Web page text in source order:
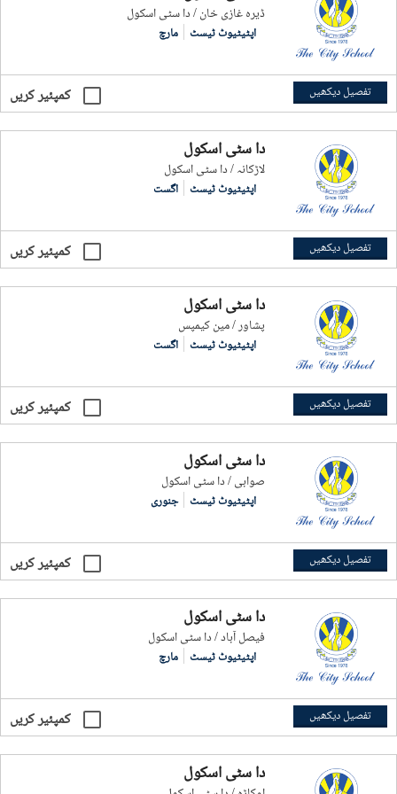
ڈیرہ غازی خان / دا سٹی اسکول
اپٹیٹیوٹ ٹیسٹ مارچ
کمپئیر کریں تفصیل دیکھیں
دا سٹی اسکول
لاڑکانہ / دا سٹی اسکول
اپٹیٹیوٹ ٹیسٹ اگست
کمپئیر کریں تفصیل دیکھیں
دا سٹی اسکول
پشاور / مین کیمپس
اپٹیٹیوٹ ٹیسٹ اگست
کمپئیر کریں تفصیل دیکھیں
دا سٹی اسکول
صوابی / دا سٹی اسکول
اپٹیٹیوٹ ٹیسٹ جنوری
کمپئیر کریں تفصیل دیکھیں
دا سٹی اسکول
فيصل آباد / دا سٹی اسکول
اپٹیٹیوٹ ٹیسٹ مارچ
کمپئیر کریں تفصیل دیکھیں
دا سٹی اسکول